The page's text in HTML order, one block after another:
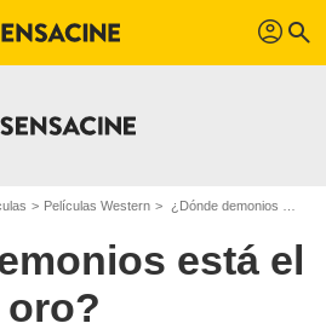
profil search
Películas Western ¿Dónde demonios está el oro?
está el
oro?